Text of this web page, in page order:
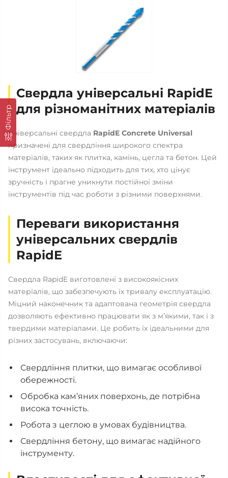
Фільтр
Свердла універсальні RapidE
для різноманітних матеріалів
Універсальні свердла RapidE Concrete Universal
призначені для свердління широкого спектра
матеріалів, таких як плитка, камінь, цегла та бетон. Цей
інструмент ідеально підходить для тих, хто цінує
зручність і прагне уникнути постійної зміни
інструментів під час роботи з різними поверхнями.
Переваги використання
універсальних свердлів
RapidE
Свердла RapidE виготовлені з високоякісних
матеріалів, що забезпечують їх тривалу експлуатацію.
Міцний наконечник та адаптована геометрія свердла
дозволяють ефективно працювати як з м’якими, так і з
твердими матеріалами. Це робить їх ідеальними для
різних застосувань, включаючи:
Свердління плитки, що вимагає особливої
обережності.
Обробка кам’яних поверхонь, де потрібна
висока точність.
Робота з цеглою в умовах будівництва.
Свердління бетону, що вимагає надійного
інструменту.